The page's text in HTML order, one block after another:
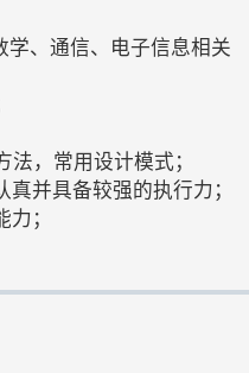
学、通信、电子信息相关
，常用设计模式；
并具备较强的执行力；
；